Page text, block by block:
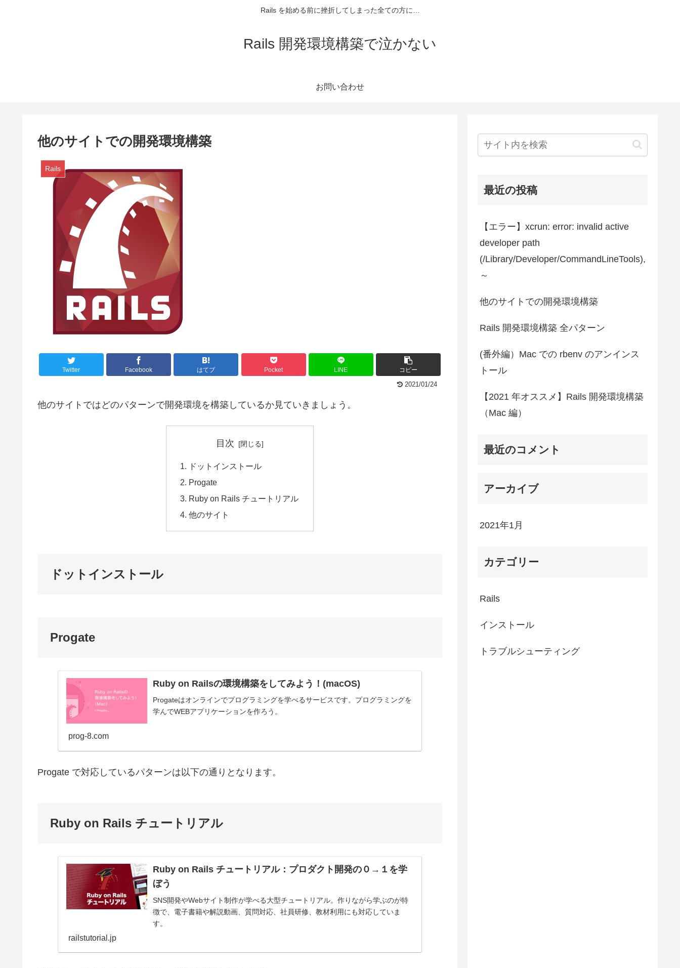
Rails を始める前に挫折してしまった全ての方に…
Rails 開発環境構築で泣かない
お問い合わせ
他のサイトでの開発環境構築
Rails
Twitter Facebook はてブ Pocket LINE コピー
2021/01/24
他のサイトではどのパターンで開発環境を構築しているか見ていきましょう。
目次
ドットインストール
Progate
Ruby on Rails チュートリアル
他のサイト
ドットインストール
Progate
Ruby on Railsの環境構築をしてみよう！(macOS)
Progateはオンラインでプログラミングを学べるサービスです。プログラミングを
学んでWEBアプリケーションを作ろう。
prog-8.com
Progate で対応しているパターンは以下の通りとなります。
Ruby on Rails チュートリアル
Ruby on Rails チュートリアル：プロダクト開発の０→１を学
ぼう
SNS開発やWebサイト制作が学べる大型チュートリアル。作りながら学ぶのが特
徴で、電子書籍や解説動画、質問対応、社員研修、教材利用にも対応していま
す。
railstutorial.jp
最近の投稿
【エラー】xcrun: error: invalid active
developer path
(/Library/Developer/CommandLineTools),
～
他のサイトでの開発環境構築
Rails 開発環境構築 全パターン
(番外編）Mac での rbenv のアンインス
トール
【2021 年オススメ】Rails 開発環境構築
（Mac 編）
最近のコメント
アーカイブ
2021年1月
カテゴリー
Rails
インストール
トラブルシューティング